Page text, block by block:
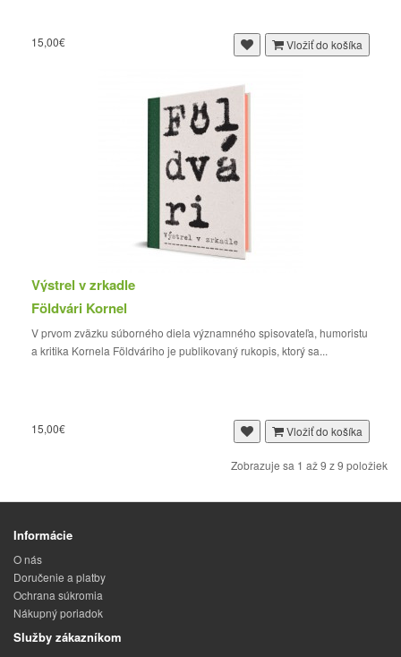
15,00€ Vložiť do košíka
Výstrel v zrkadle
Földvári Kornel
V prvom zväzku súborného diela významného spisovateľa, humoristu
a kritika Kornela Földváriho je publikovaný rukopis, ktorý sa...
15,00€ Vložiť do košíka
Zobrazuje sa 1 až 9 z 9 položiek
Informácie
O nás
Doručenie a platby
Ochrana súkromia
Nákupný poriadok
Služby zákazníkom